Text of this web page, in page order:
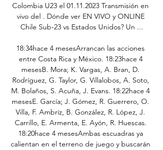
Colombia U23 el 01.11.2023 Transmisión en
vivo del . Dónde ver EN VIVO y ONLINE
Chile Sub-23 vs Estados Unidos? Un ...
18:34hace 4 mesesArrancan las acciones
entre Costa Rica y México. 18:23hace 4
mesesB. Mora; K. Vargas, A. Bran, D.
Rodríguez, G. Taylor, G. Villalobos, A. Soto,
M. Bolaños, S. Acuña, J. Evans. 18:22hace 4
mesesE. García; J. Gómez, R. Guerrero, O.
Villa, F. Ambríz, B. González, R. López, J.
Carrillo, E. Armenta, E. Ayón, R. Huescas.
18:20hace 4 mesesAmbas escuadras ya
calientan en el terreno de juego y buscarán